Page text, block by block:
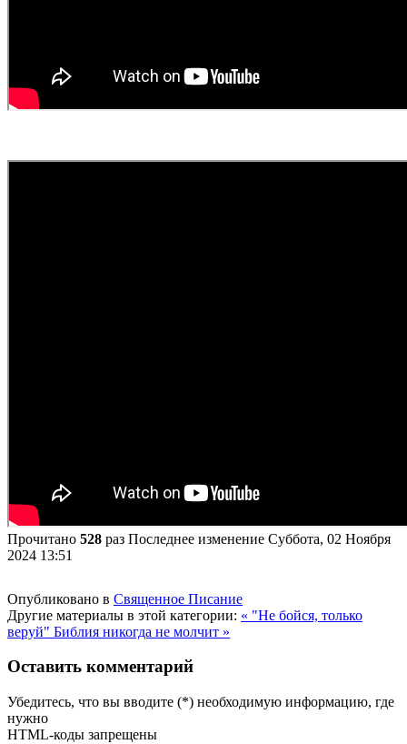
Прочитано 528 раз Последнее изменение Суббота, 02 Ноября
2024 13:51
Опубликовано в Священное Писание
Другие материалы в этой категории: « "Не бойся, только
веруй" Библия никогда не молчит »
Оставить комментарий
Убедитесь, что вы вводите (*) необходимую информацию, где
нужно
HTML-коды запрещены